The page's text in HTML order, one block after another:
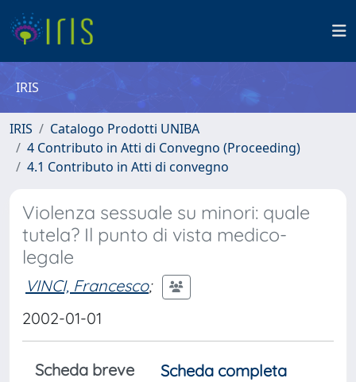
IRIS
IRIS
Catalogo Prodotti UNIBA
4 Contributo in Atti di Convegno (Proceeding)
4.1 Contributo in Atti di convegno
Violenza sessuale su minori: quale
tutela? Il punto di vista medico-
legale
VINCI, Francesco;
2002-01-01
Scheda breve
Scheda completa